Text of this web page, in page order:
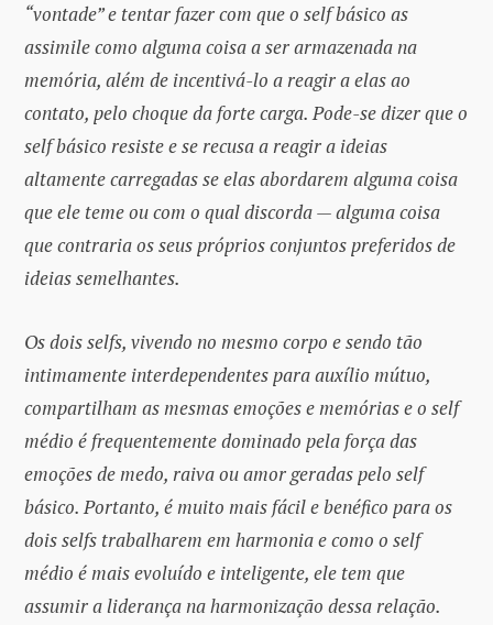
“vontade” e tentar fazer com que o self básico as
assimile como alguma coisa a ser armazenada na
memória, além de incentivá-lo a reagir a elas ao
contato, pelo choque da forte carga. Pode-se dizer que o
self básico resiste e se recusa a reagir a ideias
altamente carregadas se elas abordarem alguma coisa
que ele teme ou com o qual discorda — alguma coisa
que contraria os seus próprios conjuntos preferidos de
ideias semelhantes.
Os dois selfs, vivendo no mesmo corpo e sendo tão
intimamente interdependentes para auxílio mútuo,
compartilham as mesmas emoções e memórias e o self
médio é frequentemente dominado pela força das
emoções de medo, raiva ou amor geradas pelo self
básico. Portanto, é muito mais fácil e benéfico para os
dois selfs trabalharem em harmonia e como o self
médio é mais evoluído e inteligente, ele tem que
assumir a liderança na harmonização dessa relação.